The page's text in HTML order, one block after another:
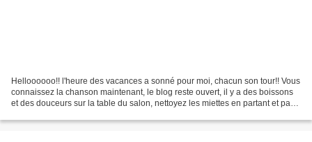
Helloooooo!! l'heure des vacances a sonné pour moi, chacun son tour!! Vous
connaissez la chanson maintenant, le blog reste ouvert, il y a des boissons
et des douceurs sur la table du salon, nettoyez les miettes en partant et pas